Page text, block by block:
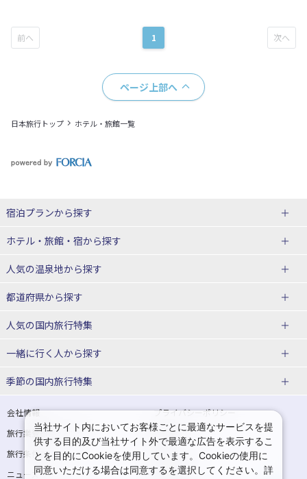
1
ページ上部へ
日本旅行トップ ホテル・旅館一覧
宿泊プランから探す
北海道
東北
青森県
宮城県
山形県
関東
埼玉県 千葉県
茨城県 栃木県
ホテル・旅館・宿から探す
北海道ホテル・旅館
青森県ホテル・旅館
宮城県ホテル・旅館
山形県ホテル・旅館
東京都ホテル・旅館 神奈川県ホテル・旅館
埼玉県ホテル・旅館 千葉県ホテル・旅館
人気の温泉地から探す
北海道
湯の川温泉(北海道)
十勝川温泉(北海道)
洞爺湖温泉(北海道)
層雲峡温泉(北海道)
東北
花巻温泉(岩手) 蔵王温泉(山形)
都道府県から探す
北海道旅行・ツアー
東北
青森旅行・ツアー 岩手旅行・ツアー
宮城旅行・ツアー 秋田旅行・ツアー
山形旅行・ツアー 福島旅行・ツアー
人気の国内旅行特集
東京ディズニーリゾート®への旅
ユニバーサル・スタジオ・ジャパ
一緒に行く人から探す
一人旅 国内版
カップル・夫婦旅行 国内版 女子旅 国内版
卒業旅行・学生旅行 国内版
季節の国内旅行特集
桜・お花見特集
ゴールデンウィーク（GW）の国内
旅行
夏休み・お盆の国内旅行 7月の国内旅行
会社情報
プライバシーポリシー
旅行業登録票・約款
規約集
旅行条件書
商標について
ニュースリリース
採用情報
当社サイト内においてお客様ごとに最適なサービスを提
供する目的及び当社サイト外で最適な広告を表示するこ
とを目的にCookieを使用しています。Cookieの使用に
同意いただける場合は同意するを選択してください。詳